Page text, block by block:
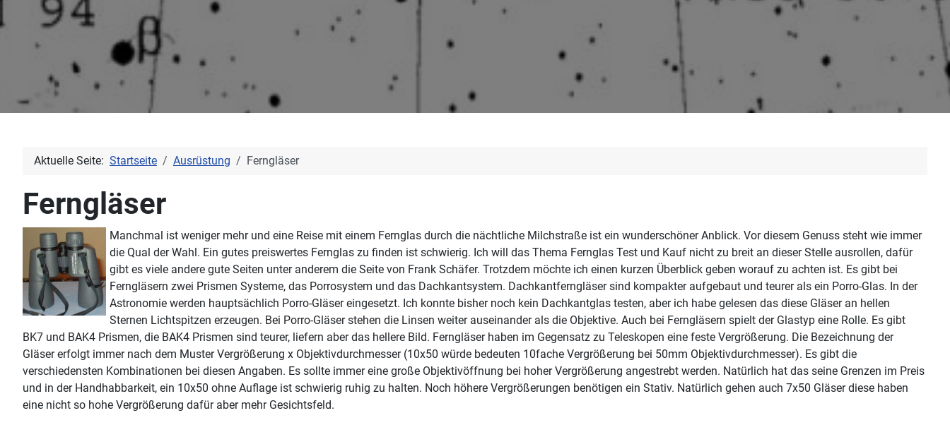
Aktuelle Seite: Startseite Ausrüstung Ferngläser
Ferngläser
Manchmal ist weniger mehr und eine Reise mit einem Fernglas durch die nächtliche Milchstraße ist ein wunderschöner Anblick. Vor diesem Genuss steht wie immer
die Qual der Wahl. Ein gutes preiswertes Fernglas zu finden ist schwierig. Ich will das Thema Fernglas Test und Kauf nicht zu breit an dieser Stelle ausrollen, dafür
gibt es viele andere gute Seiten unter anderem die Seite von Frank Schäfer. Trotzdem möchte ich einen kurzen Überblick geben worauf zu achten ist. Es gibt bei
Ferngläsern zwei Prismen Systeme, das Porrosystem und das Dachkantsystem. Dachkantferngläser sind kompakter aufgebaut und teurer als ein Porro-Glas. In der
Astronomie werden hauptsächlich Porro-Gläser eingesetzt. Ich konnte bisher noch kein Dachkantglas testen, aber ich habe gelesen das diese Gläser an hellen
Sternen Lichtspitzen erzeugen. Bei Porro-Gläser stehen die Linsen weiter auseinander als die Objektive. Auch bei Ferngläsern spielt der Glastyp eine Rolle. Es gibt
BK7 und BAK4 Prismen, die BAK4 Prismen sind teurer, liefern aber das hellere Bild. Ferngläser haben im Gegensatz zu Teleskopen eine feste Vergrößerung. Die Bezeichnung der
Gläser erfolgt immer nach dem Muster Vergrößerung x Objektivdurchmesser (10x50 würde bedeuten 10fache Vergrößerung bei 50mm Objektivdurchmesser). Es gibt die
verschiedensten Kombinationen bei diesen Angaben. Es sollte immer eine große Objektivöffnung bei hoher Vergrößerung angestrebt werden. Natürlich hat das seine Grenzen im Preis
und in der Handhabbarkeit, ein 10x50 ohne Auflage ist schwierig ruhig zu halten. Noch höhere Vergrößerungen benötigen ein Stativ. Natürlich gehen auch 7x50 Gläser diese haben
eine nicht so hohe Vergrößerung dafür aber mehr Gesichtsfeld.